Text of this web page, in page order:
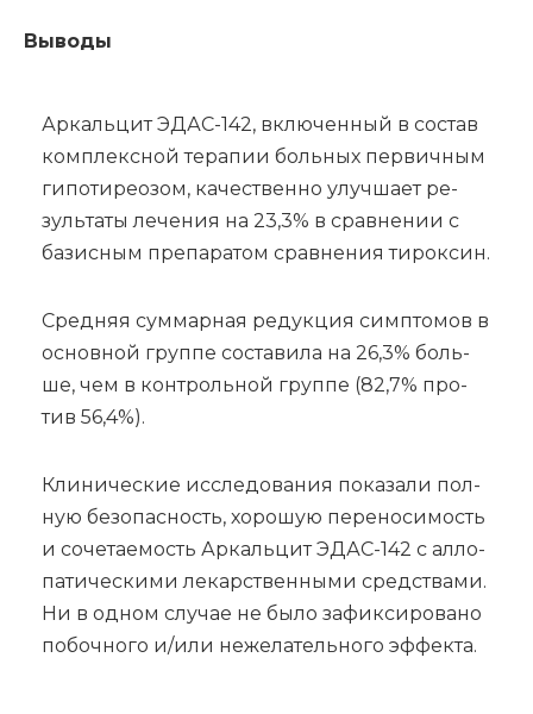
Вы­во­ды
Ар­каль­цит ЭДАС-142, вклю­чен­ный в со­став
ком­плекс­ной те­ра­пии боль­ных пер­вич­ным
ги­по­ти­ре­о­зом, ка­че­ствен­но улуч­ша­ет ре­
зуль­та­ты ле­че­ния на 23,3% в срав­не­нии с
ба­зис­ным пре­па­ра­том срав­не­ния ти­рок­син.
Сред­няя сум­мар­ная ре­дук­ция симп­то­мов в
основ­ной груп­пе со­ста­ви­ла на 26,3% боль­
ше, чем в кон­троль­ной груп­пе (82,7% про­
тив 56,4%).
Кли­ни­че­ские ис­сле­до­ва­ния по­ка­за­ли пол­
ную без­опас­ность, хо­ро­шую пе­ре­но­си­мость
и со­че­та­е­мость Ар­каль­цит ЭДАС-142 с ал­ло­
па­ти­че­ски­ми ле­кар­ствен­ны­ми сред­ства­ми.
Ни в од­ном слу­чае не бы­ло за­фик­си­ро­ва­но
по­боч­но­го и/или не­же­ла­тель­но­го эф­фек­та.